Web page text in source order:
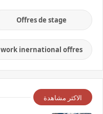
Offres de stage
work inernational offres
الاكثر مشاهدة